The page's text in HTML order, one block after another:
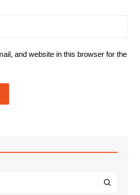
and website in this browser for the